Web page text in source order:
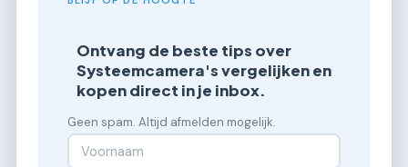
Ontvang de beste tips over
Systeemcamera's vergelijken en
kopen direct in je inbox.
Geen spam. Altijd afmelden mogelijk.